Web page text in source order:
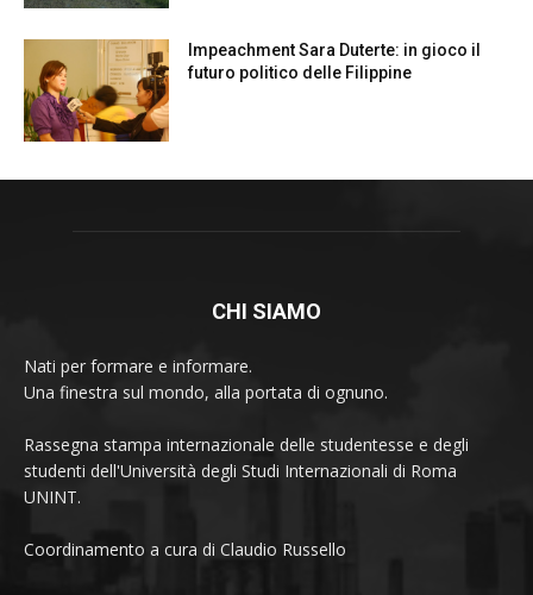
Impeachment Sara Duterte: in gioco il
futuro politico delle Filippine
CHI SIAMO
Nati per formare e informare.
Una finestra sul mondo, alla portata di ognuno.
Rassegna stampa internazionale delle studentesse e degli
studenti dell'Università degli Studi Internazionali di Roma
UNINT.
Coordinamento a cura di Claudio Russello